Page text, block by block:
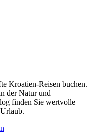
Kroatien-Reisen buchen.
der Natur und
finden Sie wertvolle